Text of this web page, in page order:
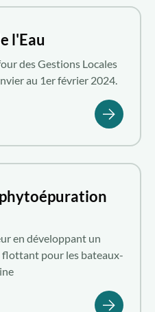
l'Eau
des Gestions Locales
au 1er février 2024.
en développant un
flottant pour les bateaux-